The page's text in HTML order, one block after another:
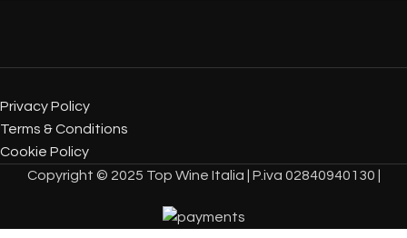
Privacy Policy
Terms & Conditions
Cookie Policy
Copyright © 2025 Top Wine Italia | P.iva 02840940130 |